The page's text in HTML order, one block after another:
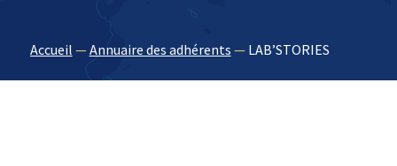
Accueil —Annuaire des adhérents — LAB’STORIES